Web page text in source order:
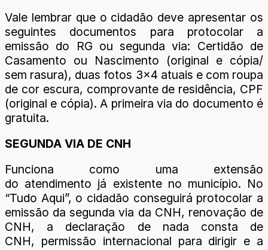
Vale lembrar que o cidadão deve apresentar os
seguintes documentos para protocolar a
emissão do RG ou segunda via: Certidão de
Casamento ou Nascimento (original e cópia/
sem rasura), duas fotos 3×4 atuais e com roupa
de cor escura, comprovante de residência, CPF
(original e cópia). A primeira via do documento é
gratuita.
SEGUNDA VIA DE CNH
Funciona como uma extensão
do atendimento já existente no município. No
“Tudo Aqui”, o cidadão conseguirá protocolar a
emissão da segunda via da CNH, renovação de
CNH, a declaração de nada consta de
CNH, permissão internacional para dirigir e a